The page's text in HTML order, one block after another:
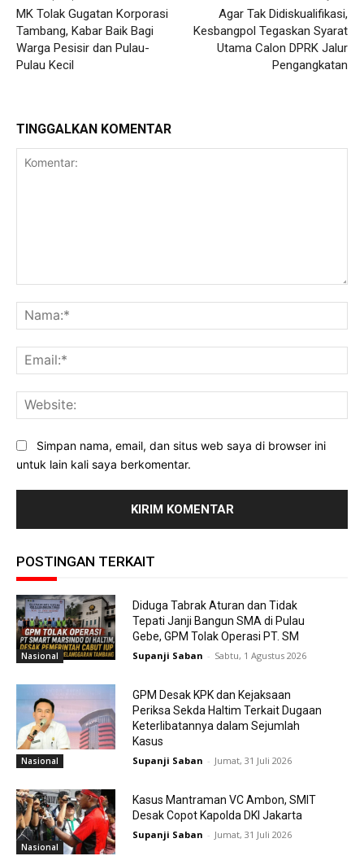
MK Tolak Gugatan Korporasi
Tambang, Kabar Baik Bagi
Warga Pesisir dan Pulau-
Pulau Kecil
Agar Tak Didiskualifikasi,
Kesbangpol Tegaskan Syarat
Utama Calon DPRK Jalur
Pengangkatan
TINGGALKAN KOMENTAR
Simpan nama, email, dan situs web saya di browser ini
untuk lain kali saya berkomentar.
POSTINGAN TERKAIT
Nasional
Diduga Tabrak Aturan dan Tidak
Tepati Janji Bangun SMA di Pulau
Gebe, GPM Tolak Operasi PT. SM
Supanji Saban - Sabtu, 1 Agustus 2026
Nasional
GPM Desak KPK dan Kejaksaan
Periksa Sekda Haltim Terkait Dugaan
Keterlibatannya dalam Sejumlah
Kasus
Supanji Saban - Jumat, 31 Juli 2026
Nasional
Kasus Mantraman VC Ambon, SMIT
Desak Copot Kapolda DKI Jakarta
Supanji Saban - Jumat, 31 Juli 2026